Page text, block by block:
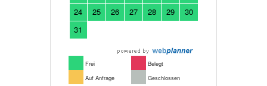
24
25 26 27 28 29
30
31
Frei
Belegt
Auf Anfrage
Geschlossen